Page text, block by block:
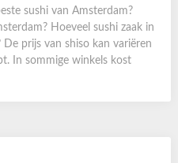
sushi van Amsterdam?
Hoeveel sushi zaak in
prijs van shiso kan variëren
In sommige winkels kost